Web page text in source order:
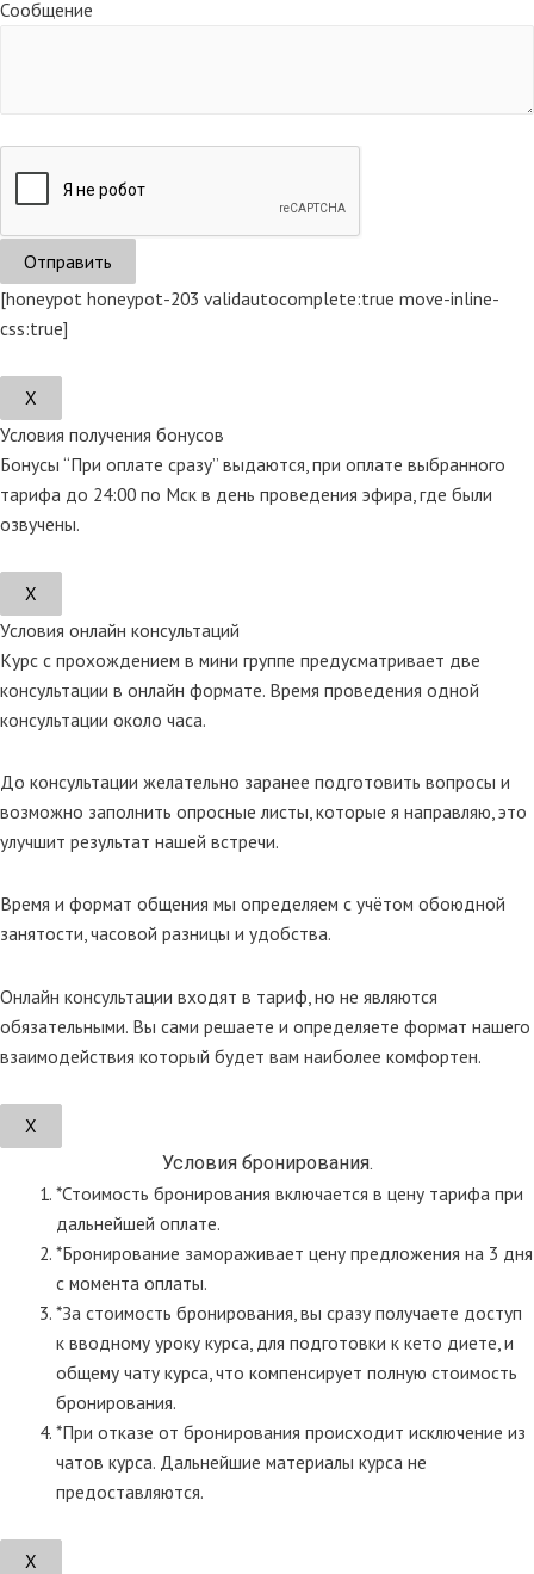
Сообщение
[honeypot honeypot-203 validautocomplete:true move-inline-
css:true]
Х
Условия получения бонусов
Бонусы “При оплате сразу” выдаются, при оплате выбранного
тарифа до 24:00 по Мск в день проведения эфира, где были
озвучены.
Х
Условия онлайн консультаций
Курс с прохождением в мини группе предусматривает две
консультации в онлайн формате. Время проведения одной
консультации около часа.
До консультации желательно заранее подготовить вопросы и
возможно заполнить опросные листы, которые я направляю, это
улучшит результат нашей встречи.
Время и формат общения мы определяем с учётом обоюдной
занятости, часовой разницы и удобства.
Онлайн консультации входят в тариф, но не являются
обязательными. Вы сами решаете и определяете формат нашего
взаимодействия который будет вам наиболее комфортен.
Х
Условия бронирования.
*Стоимость бронирования включается в цену тарифа при
дальнейшей оплате.
*Бронирование замораживает цену предложения на 3 дня
с момента оплаты.
*За стоимость бронирования, вы сразу получаете доступ
к вводному уроку курса, для подготовки к кето диете, и
общему чату курса, что компенсирует полную стоимость
бронирования.
*При отказе от бронирования происходит исключение из
чатов курса. Дальнейшие материалы курса не
предоставляются.
Х